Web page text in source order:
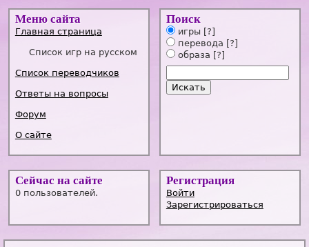
Меню сайта
Главная страница
Список игр на русском
Список переводчиков
Ответы на вопросы
Форум
О сайте
Поиск
игры [?]
перевода [?]
образа [?]
Сейчас на сайте
0 пользователей.
Регистрация
Войти
Зарегистрироваться